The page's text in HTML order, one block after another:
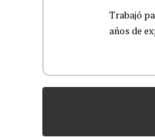
Trabajó
años de